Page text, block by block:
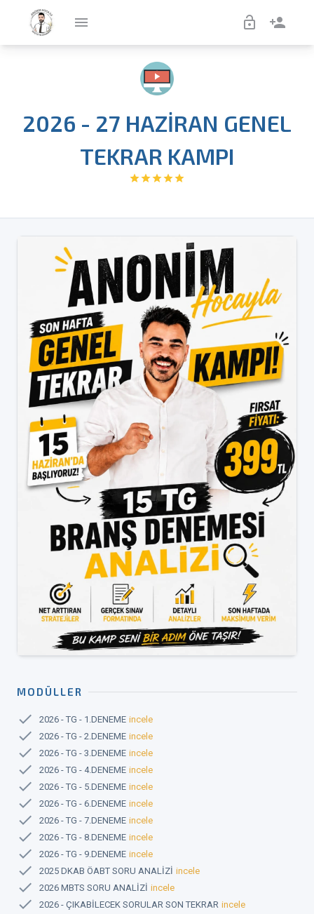
menu lock_open person_add
2026 - 27 HAZİRAN GENEL
TEKRAR KAMPI
starstarstarstarstar
MODÜLLER
check 2026 - TG - 1.DENEME incele
check 2026 - TG - 2.DENEME incele
check 2026 - TG - 3.DENEME incele
check 2026 - TG - 4.DENEME incele
check 2026 - TG - 5.DENEME incele
check 2026 - TG - 6.DENEME incele
check 2026 - TG - 7.DENEME incele
check 2026 - TG - 8.DENEME incele
check 2026 - TG - 9.DENEME incele
check 2025 DKAB ÖABT SORU ANALİZİ incele
check 2026 MBTS SORU ANALİZİ incele
check 2026 - ÇIKABİLECEK SORULAR SON TEKRAR incele